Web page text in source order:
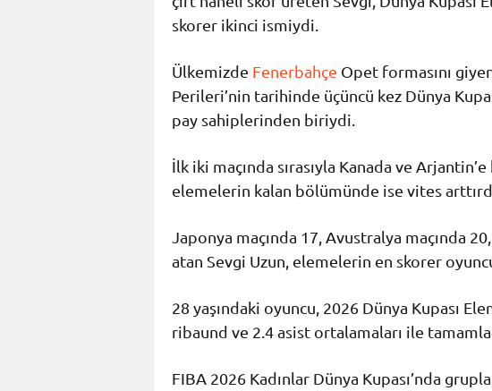
skorer ikinci ismiydi.
Ülkemizde Fenerbahçe Opet formasını
Perileri’nin tarihinde üçüncü kez Dünya
pay sahiplerinden biriydi.
İlk iki maçında sırasıyla Kanada ve Arjantin’e
elemelerin kalan bölümünde ise vites
Japonya maçında 17, Avustralya maçında
atan Sevgi Uzun, elemelerin en skorer
28 yaşındaki oyuncu, 2026 Dünya Kupası
ribaund ve 2.4 asist ortalamaları ile
FIBA 2026 Kadınlar Dünya Kupası’nda